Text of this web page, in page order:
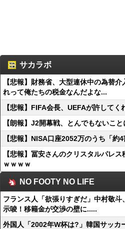
サカラボ
【悲報】財務省、大型連休中の為替
れって俺たちの税金なんだよな...
【悲報】FIFA会長、UEFAが許して
【朗報】J2開幕戦、とんでもないこ
【悲報】NISA口座2052万のうち「
【悲報】冨安さんのクリスタルパレ
ｗｗｗｗ
NO FOOTY NO LIFE
フランス人「欲張りすぎだ」中村敬
示唆！移籍金が交渉の壁に.....
外国人「2002年W杯は?」韓国サッカ